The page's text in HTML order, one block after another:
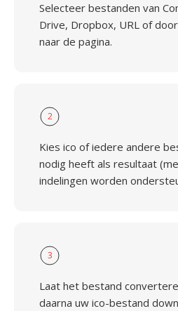
Selecteer bestanden van
Drive, Dropbox, URL of
naar de pagina.
2
Kies ico of iedere andere
nodig heeft als resultaat
indelingen worden
3
Laat het bestand
daarna uw ico-bestand